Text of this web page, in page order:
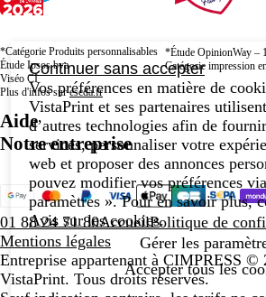
*Catégorie Produits personnalisables
Étude Ipsos bva
Viséo CI
Plus d'infos surescda.fr
*Étude OpinionWay –
Catégorie impression
Aide
Notre entreprise
01 88 24 71 80AccueilPolitique de
Mentions légales
Entreprise appartenant à CIMPRESS ©
VistaPrint. Tous droits réservés.
Continuer sans accepter
Vos préférences en matière de
VistaPrint et ses partenaires
d’autres technologies afin de
services, personnaliser votre
web et proposer des annonces
pouvez modifier vos préférences
paramètres ». Pour en savoir plus,
Avis sur les cookies.
Gérer les
Accepter tous les